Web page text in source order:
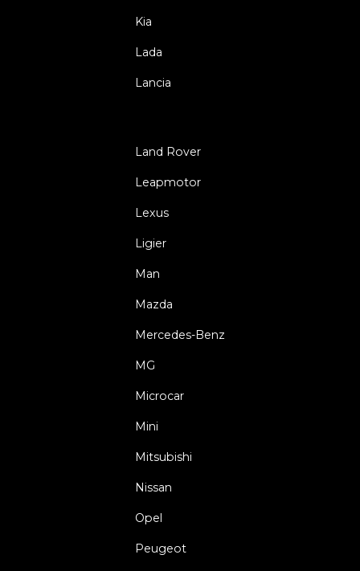
Kia
Lada
Lancia
Land Rover
Leapmotor
Lexus
Ligier
Man
Mazda
Mercedes-Benz
MG
Microcar
Mini
Mitsubishi
Nissan
Opel
Peugeot